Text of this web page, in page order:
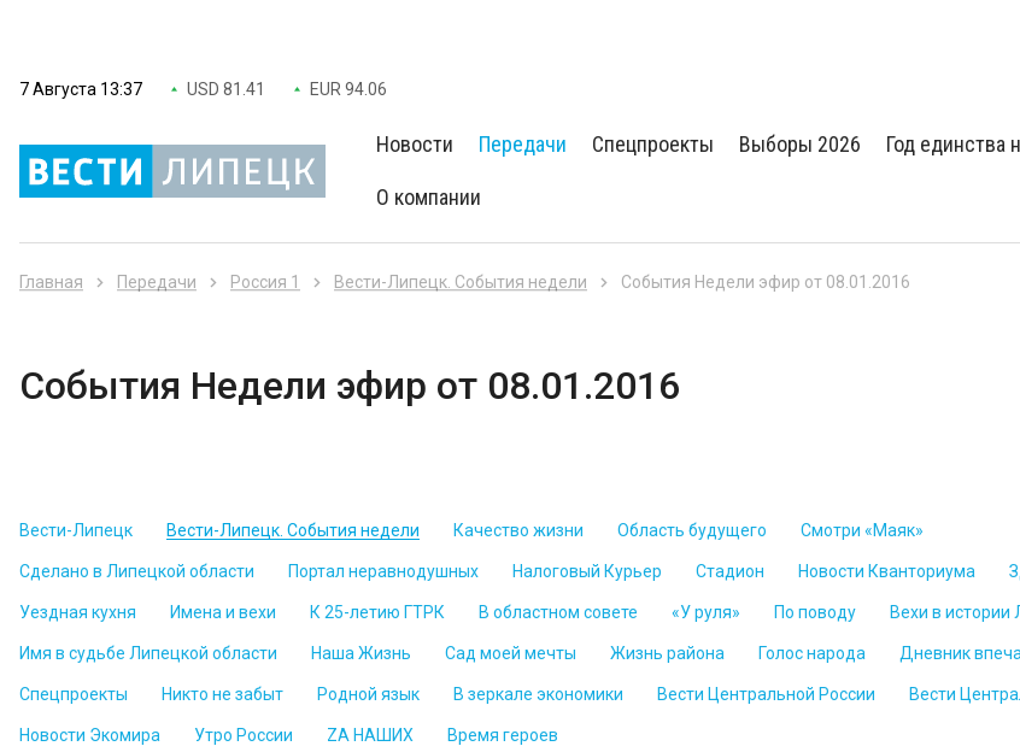
7 Августа 13:37 USD 81.41 EUR 94.06
Новости Передачи Спецпроекты Выборы 2026 Год единства
О компании
Главная Передачи Россия 1 Вести-Липецк. События недели События Недели эфир от 08.01.2016
События Недели эфир от 08.01.2016
Вести-Липецк Вести-Липецк. События недели Качество жизни Область будущего Смотри «Маяк»
Сделано в Липецкой области Портал неравнодушных Налоговый Курьер Стадион Новости Кванториума
Уездная кухня Имена и вехи К 25-летию ГТРК В областном совете «У руля» По поводу Вехи в истории
Имя в судьбе Липецкой области Наша Жизнь Сад моей мечты Жизнь района Голос народа Дневник
Спецпроекты Никто не забыт Родной язык В зеркале экономики Вести Центральной России Вести
Новости Экомира Утро России ZА НАШИХ Время героев